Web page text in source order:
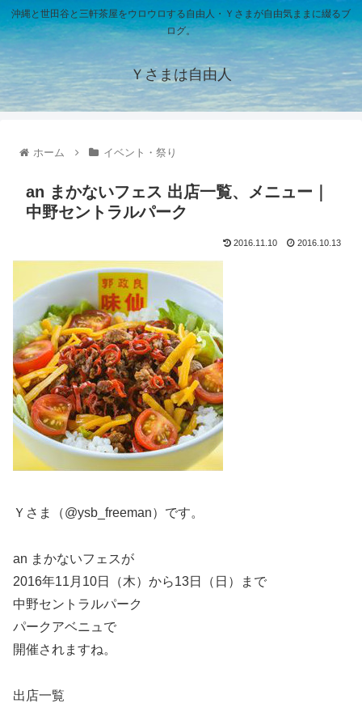
沖縄と世田谷と三軒茶屋をウロウロする自由人・Ｙさまが自由気ままに綴るブ
ログ。
Ｙさまは自由人
ホーム イベント・祭り
an まかないフェス 出店一覧、メニュー｜
中野セントラルパーク
2016.11.10 2016.10.13
Ｙさま（@ysb_freeman）です。
an まかないフェスが
2016年11月10日（木）から13日（日）まで
中野セントラルパーク
パークアベニュで
開催されますね。
出店一覧